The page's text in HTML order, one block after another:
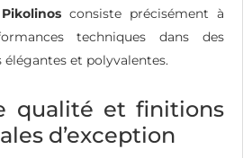
Pikolinos consiste précisément à
techniques dans des
élégantes et polyvalentes.
qualité et finitions
d’exception